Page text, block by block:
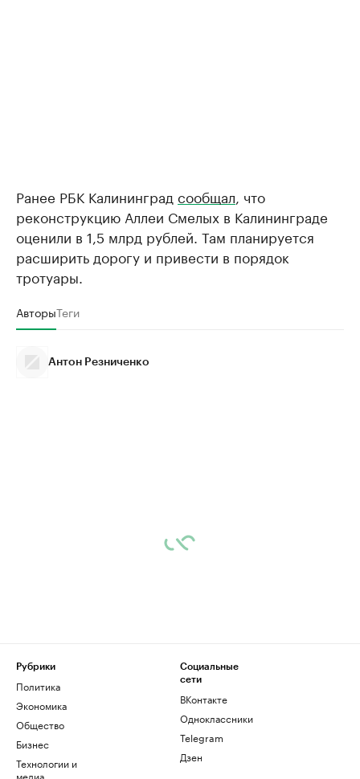
Ранее РБК Калининград сообщал , что
реконструкцию Аллеи Смелых в Калининграде
оценили в 1,5 млрд рублей. Там планируется
расширить дорогу и привести в порядок
тротуары.
АвторыТеги
Антон Резниченко
Рубрики
Политика
Экономика
Общество
Бизнес
Технологии и
медиа
Социальные
сети
ВКонтакте
Одноклассники
Telegram
Дзен